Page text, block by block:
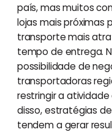
país, mas muitos
lojas mais próximas
transporte mais
tempo de entrega.
possibilidade de
transportadoras
restringir a
disso, estratégias
tendem a gerar